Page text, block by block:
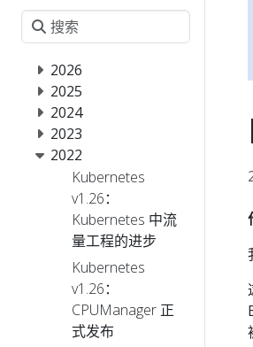
2026
2025
2024
2023
2022
Kubernetes
v1.26：
Kubernetes 中流
量工程的进步
Kubernetes
v1.26：
CPUManager 正
式发布